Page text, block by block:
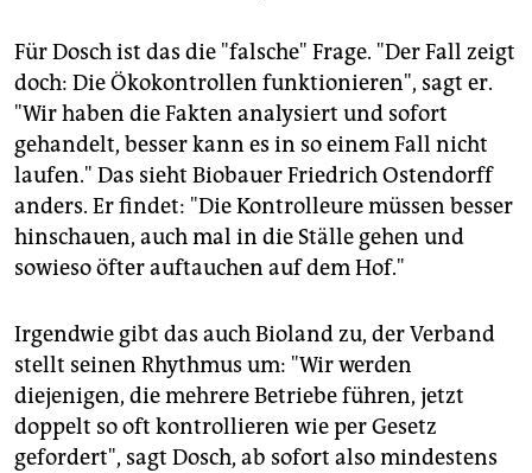
Für Dosch ist das die "falsche" Frage. "Der Fall zeigt
doch: Die Ökokontrollen funktionieren", sagt er.
"Wir haben die Fakten analysiert und sofort
gehandelt, besser kann es in so einem Fall nicht
laufen." Das sieht Biobauer Friedrich Ostendorff
anders. Er findet: "Die Kontrolleure müssen besser
hinschauen, auch mal in die Ställe gehen und
sowieso öfter auftauchen auf dem Hof."
Irgendwie gibt das auch Bioland zu, der Verband
stellt seinen Rhythmus um: "Wir werden
diejenigen, die mehrere Betriebe führen, jetzt
doppelt so oft kontrollieren wie per Gesetz
gefordert", sagt Dosch, ab sofort also mindestens